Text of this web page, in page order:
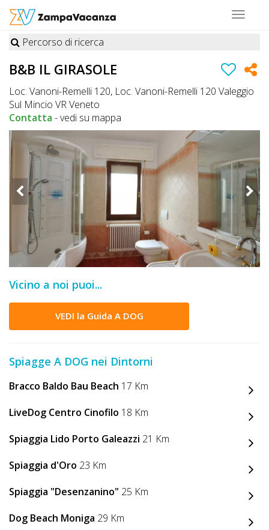
Toggle
STRUTTURE
A
DOG
LUOGHI
A
DOG
OFFERTE
A
DOG
INFO
DOG
CHIEDI
CODICE
SCONTO
Video
Percorso di ricerca
B&B IL GIRASOLE
Loc. Vanoni-Remelli 120, Loc. Vanoni-Remelli 120 Valeggio
Sul Mincio VR Veneto
Contatta -vedi su mappa
Vicino a noi puoi...
VEDI la Guida A DOG
Spiagge A DOG nei Dintorni
Bracco Baldo Bau Beach 17 Km
LiveDog Centro Cinofilo 18 Km
Spiaggia Lido Porto Galeazzi 21 Km
Spiaggia d'Oro 23 Km
Spiaggia "Desenzanino" 25 Km
Dog Beach Moniga 29 Km